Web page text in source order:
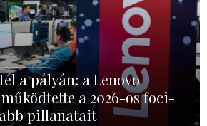
a pályán: a Lenovo
a 2026-os foci-
pillanatait